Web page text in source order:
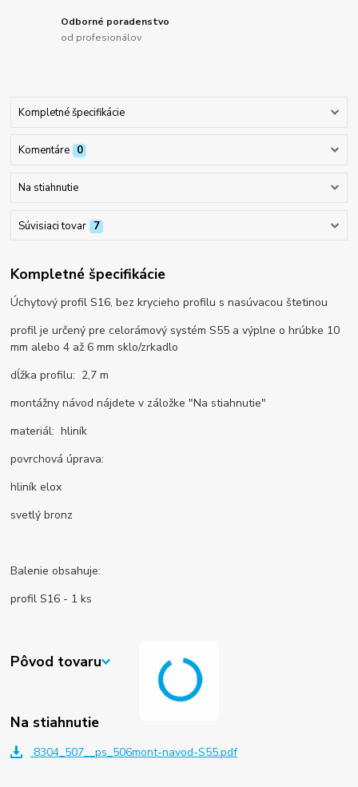
Odborné poradenstvo
od profesionálov
Kompletné špecifikácie
Komentáre 0
Na stiahnutie
Súvisiaci tovar 7
Kompletné špecifikácie
Úchytový profil S16, bez krycieho profilu s nasúvacou štetinou
profil je určený pre celorámový systém S55 a výplne o hrúbke 10
mm alebo 4 až 6 mm sklo/zrkadlo
dĺžka profilu: 2,7 m
montážny návod nájdete v záložke "Na stiahnutie"
materiál: hliník
povrchová úprava:
hliník elox
svetlý bronz
Balenie obsahuje:
profil S16 - 1 ks
Pôvod tovaru
Na stiahnutie
8304_507__ps_506mont-navod-S55.pdf